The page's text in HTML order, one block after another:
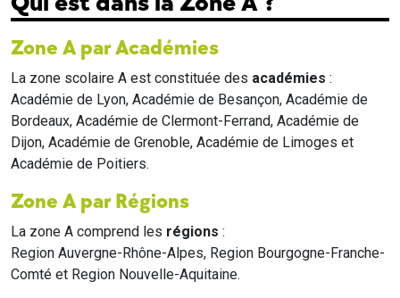
Zone A par Académies
La zone scolaire A est constituée des académies :
Académie de Lyon, Académie de Besançon, Académie de
Bordeaux, Académie de Clermont-Ferrand, Académie de
Dijon, Académie de Grenoble, Académie de Limoges et
Académie de Poitiers.
Zone A par Régions
La zone A comprend les régions :
Region Auvergne-Rhône-Alpes, Region Bourgogne-Franche-
Comté et Region Nouvelle-Aquitaine.